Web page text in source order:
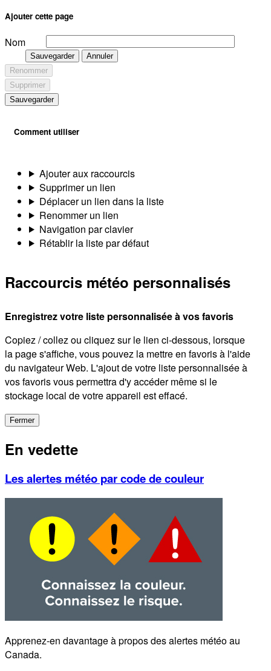
Ajouter cette page
Nom
Sauvegarder
Annuler
Renommer
Supprimer
Sauvegarder
Comment utiliser
Ajouter aux raccourcis
Supprimer un lien
Déplacer un lien dans la liste
Renommer un lien
Navigation par clavier
Rétablir la liste par défaut
Raccourcis météo personnalisés
Enregistrez votre liste personnalisée à vos favoris
Copiez / collez ou cliquez sur le lien ci-dessous, lorsque
la page s'affiche, vous pouvez la mettre en favoris à l'aide
du navigateur Web. L'ajout de votre liste personnalisée à
vos favoris vous permettra d'y accéder même si le
stockage local de votre appareil est effacé.
Fermer
En vedette
Les alertes météo par code de couleur
Apprenez-en davantage à propos des alertes météo au
Canada.